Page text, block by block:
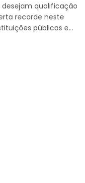
desejam qualificação
recorde neste
públicas e…